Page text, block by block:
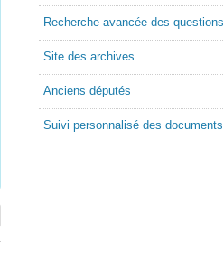
Recherche avancée des questions
Site des archives
Anciens députés
Suivi personnalisé des documents